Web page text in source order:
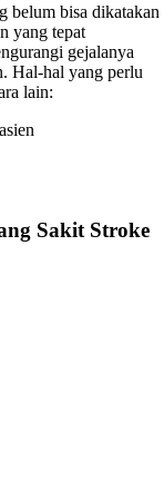
belum bisa dikatakan
yang tepat
gejalanya
Hal-hal yang perlu
lain:
Sakit Stroke